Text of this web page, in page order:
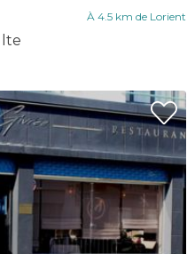
À 4.5 km de Lorient